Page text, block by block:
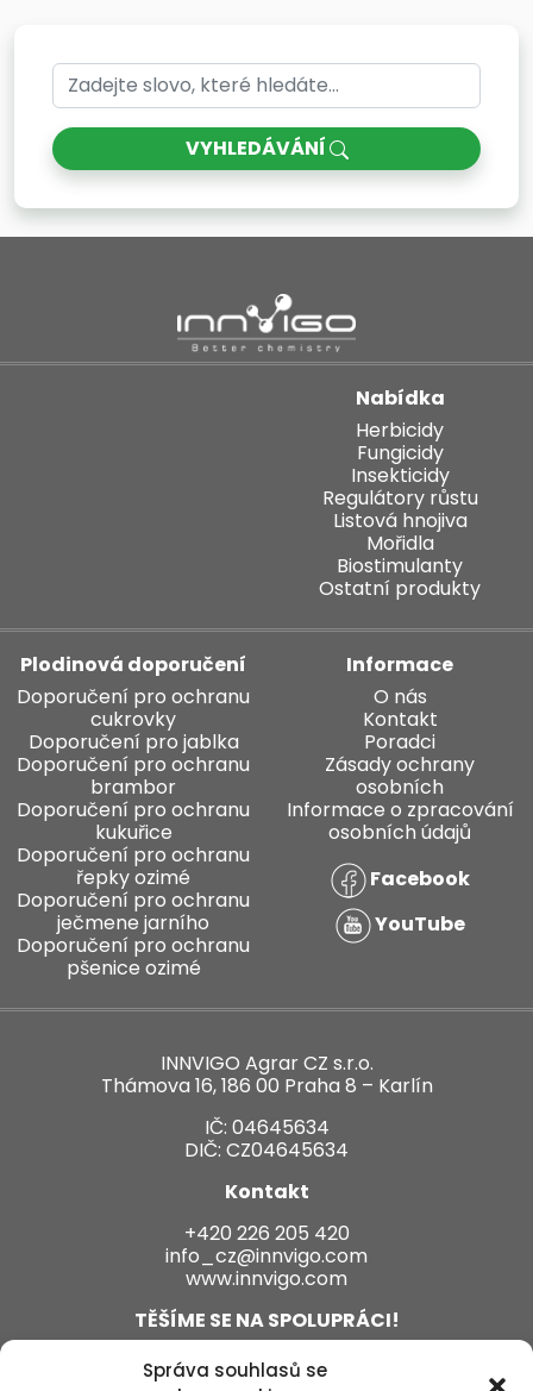
Správa souhlasů se
VYHLEDÁVÁNÍ
Nabídka
Herbicidy
Fungicidy
Insekticidy
Regulátory růstu
Listová hnojiva
Mořidla
Biostimulanty
Ostatní produkty
Plodinová doporučení
Doporučení pro ochranu
cukrovky
Doporučení pro jablka
Doporučení pro ochranu
brambor
Doporučení pro ochranu
kukuřice
Doporučení pro ochranu
řepky ozimé
Doporučení pro ochranu
ječmene jarního
Doporučení pro ochranu
pšenice ozimé
Informace
O nás
Kontakt
Poradci
Zásady ochrany
osobních
Informace o zpracování
osobních údajů
Facebook
YouTube
INNVIGO Agrar CZ s.r.o.
Thámova 16, 186 00 Praha 8 – Karlín
IČ: 04645634
DIČ: CZ04645634
Kontakt
+420 226 205 420
info_cz@innvigo.com
www.innvigo.com
TĚŠÍME SE NA SPOLUPRÁCI!